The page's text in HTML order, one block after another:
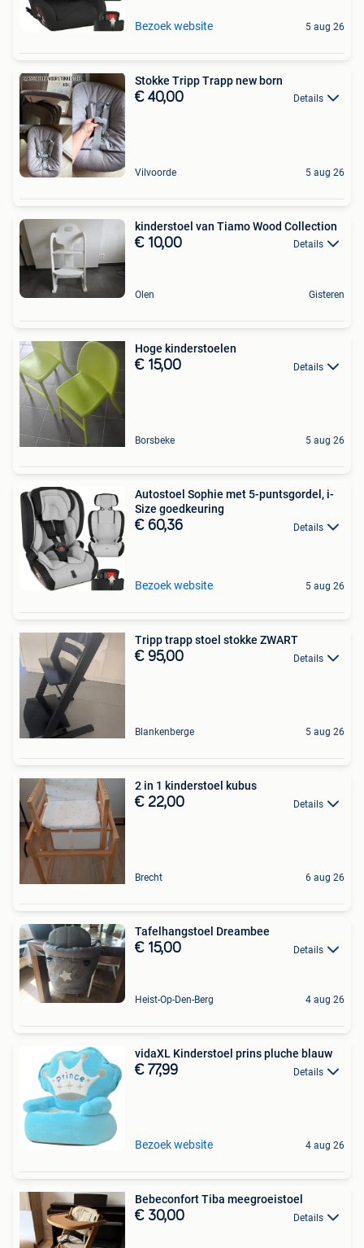
Bezoek website 5 aug 26
Stokke Tripp Trapp new born
€ 40,00 Details
Vilvoorde 5 aug 26
kinderstoel van Tiamo Wood Collection
€ 10,00 Details
Olen Gisteren
Hoge kinderstoelen
€ 15,00 Details
Borsbeke 5 aug 26
Autostoel Sophie met 5-puntsgordel, i-
Size goedkeuring
€ 60,36 Details
Bezoek website 5 aug 26
Tripp trapp stoel stokke ZWART
€ 95,00 Details
Blankenberge 5 aug 26
2 in 1 kinderstoel kubus
€ 22,00 Details
Brecht 6 aug 26
Tafelhangstoel Dreambee
€ 15,00 Details
Heist-Op-Den-Berg 4 aug 26
vidaXL Kinderstoel prins pluche blauw
€ 77,99 Details
Bezoek website 4 aug 26
Bebeconfort Tiba meegroeistoel
€ 30,00 Details